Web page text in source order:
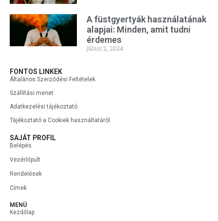
A füstgyertyák használatának
alapjai: Minden, amit tudni
érdemes
július 2, 2024
FONTOS LINKEK
Általános Szerződési Feltételek
Szállítási menet
Adatkezelési tájékoztató
Tájékoztató a Cookiek használtatáról
SAJÁT PROFIL
Belépés
Vezérlőpult
Rendelések
Címek
MENÜ
Kezdőlap